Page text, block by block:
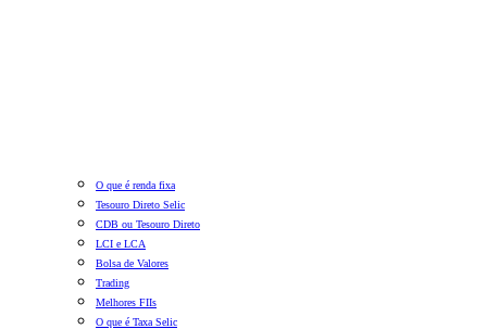
O que é renda fixa
Tesouro Direto Selic
CDB ou Tesouro Direto
LCI e LCA
Bolsa de Valores
Trading
Melhores FIIs
O que é Taxa Selic